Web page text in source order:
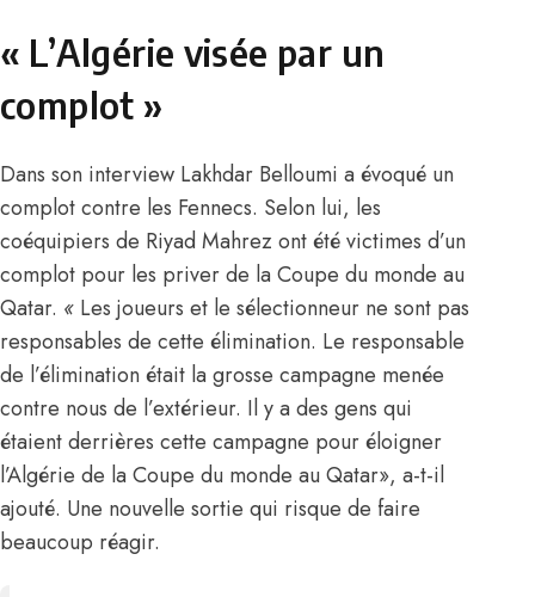
« L’Algérie visée par un
complot »
Dans son interview Lakhdar Belloumi a évoqué un
complot contre les Fennecs. Selon lui, les
coéquipiers de Riyad Mahrez ont été victimes d’un
complot pour les priver de la Coupe du monde au
Qatar. « Les joueurs et le sélectionneur ne sont pas
responsables de cette élimination. Le responsable
de l’élimination était la grosse campagne menée
contre nous de l’extérieur. Il y a des gens qui
étaient derrières cette campagne pour éloigner
l’Algérie de la Coupe du monde au Qatar», a-t-il
ajouté. Une nouvelle sortie qui risque de faire
beaucoup réagir.